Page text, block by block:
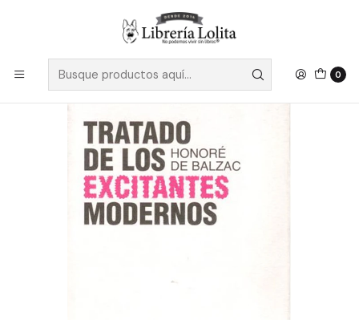
0
Despacho a todo Chile